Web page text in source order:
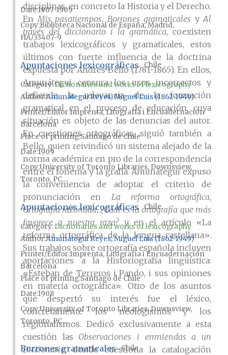
disciplinas, en concreto la Historia y el Derecho.
EnMis pasatiempos,Borrones gramaticales yAl
través del diccionario i la gramática, coexisten
trabajos lexicográficos y gramaticales, estos
últimos con fuerte influencia de la doctrina
expuesta por Andrés Bello (1781-1865). En ellos,
Amunátegui censura los usos incorrectos y
defiende la relevancia de la formación
gramatical en el proceso de educación, cuya
situación es objeto de las denuncias del autor.
En cuestiones ortográficas, siguió también a
Bello, quien reivindicó un sistema alejado de la
norma académica en pro de la correspondencia
entre el fonema y la grafía. Amunátegui expuso
la conveniencia de adoptar el criterio de
pronunciación en La reforma ortográfica,
Ortografía razonada,¿Cuál es la ortografía que más
favorece a nuestra raza?y en el artículo «La
reforma ortográfica de la lengua castellana».
Sus trabajos sobre ortografía española incluyen
aportaciones a la Historiografía lingüística:
«Esteban de Terreros i Pando, i sus opiniones
en materia ortográfica». Otro de los asuntos
que despertó su interés fue el léxico,
concretamente los neologismos y los
regionalismos. Dedicó exclusivamente a esta
cuestión las Observaciones i enmiendas a un
Diccionario, donde cuestiona la catalogación
Date1907-1909
CopyBiblioteca Nacional de España, Madrid,
HA/33407-9
Apuntaciones lexicográficas Chile
Category:Dictionaries and works of lexicography
AuthorAmunátegui Reyes, Miguel Luis (1862-1949)
Printer/Editor Imprenta, Litografía i Encuadernación
Barcelona
Place of printingSantiago de Chile
Date1909
CopyUniversity of Toronto Libraries, Downsview,
Toronto, PC...
Apuntaciones lexicográficas Chile
Category:Dictionaries and works of lexicography
AuthorAmunátegui Reyes, Miguel Luis (1862-1949)
Printer/Editor Imprenta, Litografía i Encuadernación
Barcelona
Place of printingSantiago de Chile
Date1908
CopyUniversity of Toronto Libraries, Downsview,
Toronto, PC...
Borrones gramaticales Chile